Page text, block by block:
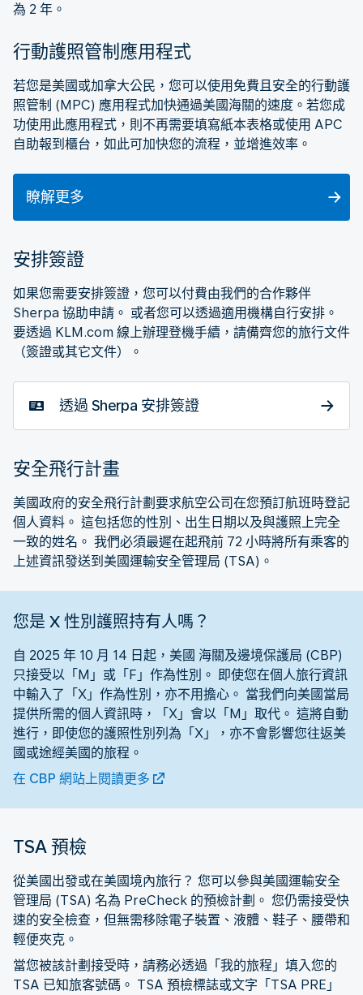
為 2 年。
行動護照管制應用程式
若您是美國或加拿大公民，您可以使用免費且安全的行動護
照管制 (MPC) 應用程式加快通過美國海關的速度。若您成
功使用此應用程式，則不再需要填寫紙本表格或使用 APC
自助報到櫃台，如此可加快您的流程，並增進效率。
瞭解更多
安排簽證
如果您需要安排簽證，您可以付費由我們的合作夥伴
Sherpa 協助申請。 或者您可以透過適用機構自行安排。
要透過 KLM.com 線上辦理登機手續，請備齊您的旅行文件
（簽證或其它文件）。
透過 Sherpa 安排簽證
安全飛行計畫
美國政府的安全飛行計劃要求航空公司在您預訂航班時登記
個人資料。 這包括您的性別、出生日期以及與護照上完全
一致的姓名。 我們必須最遲在起飛前 72 小時將所有乘客的
上述資訊發送到美國運輸安全管理局 (TSA)。
您是 X 性別護照持有人嗎？
自 2025 年 10 月 14 日起，美國 海關及邊境保護局 (CBP)
只接受以「M」或「F」作為性別。 即使您在個人旅行資訊
中輸入了「X」作為性別，亦不用擔心。 當我們向美國當局
提供所需的個人資訊時，「X」會以「M」取代。 這將自動
進行，即使您的護照性別列為「X」，亦不會影響您往返美
國或途經美國的旅程。
在 CBP 網站上閱讀更多
TSA 預檢
從美國出發或在美國境內旅行？ 您可以參與美國運輸安全
管理局 (TSA) 名為 PreCheck 的預檢計劃。 您仍需接受快
速的安全檢查，但無需移除電子裝置、液體、鞋子、腰帶和
輕便夾克。
當您被該計劃接受時，請務必透過「我的旅程」填入您的
TSA 已知旅客號碼。 TSA 預檢標誌或文字「TSA PRE」